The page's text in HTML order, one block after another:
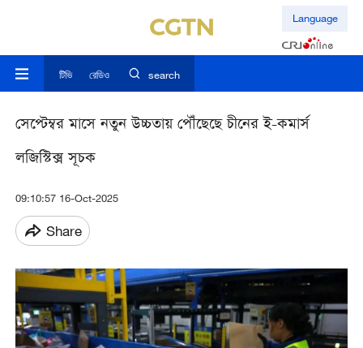
Language
টিভি রেডিও search
সেপ্টেম্বর মাসে নতুন উচ্চতায় পৌঁছেছে চীনের ই-কমার্স
লজিস্টিক্স সূচক
09:10:57 16-Oct-2025
Share